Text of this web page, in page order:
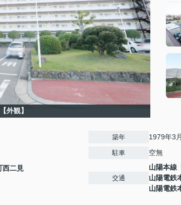
【外観】
西二見
築年 1979年3
駐車 空無
交通
山陽本線
山陽電鉄
山陽電鉄